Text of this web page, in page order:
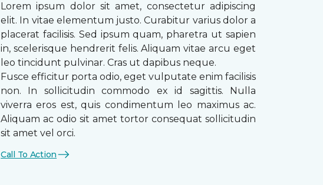
Lorem ipsum dolor sit amet, consectetur adipiscing
elit. In vitae elementum justo. Curabitur varius dolor a
placerat facilisis. Sed ipsum quam, pharetra ut sapien
in, scelerisque hendrerit felis. Aliquam vitae arcu eget
leo tincidunt pulvinar. Cras ut dapibus neque.
Fusce efficitur porta odio, eget vulputate enim facilisis
non. In sollicitudin commodo ex id sagittis. Nulla
viverra eros est, quis condimentum leo maximus ac.
Aliquam ac odio sit amet tortor consequat sollicitudin
sit amet vel orci.
Call To Action